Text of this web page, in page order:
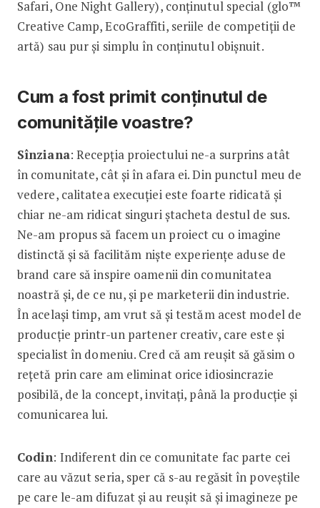
Safari, One Night Gallery), conținutul special (glo™
Creative Camp, EcoGraffiti, seriile de competiții de
artă) sau pur și simplu în conținutul obișnuit.
Cum a fost primit conținutul de
comunitățile voastre?
Sînziana: Recepția proiectului ne-a surprins atât
în comunitate, cât și în afara ei. Din punctul meu de
vedere, calitatea execuției este foarte ridicată și
chiar ne-am ridicat singuri ștacheta destul de sus.
Ne-am propus să facem un proiect cu o imagine
distinctă și să facilităm niște experiențe aduse de
brand care să inspire oamenii din comunitatea
noastră și, de ce nu, și pe marketerii din industrie.
În același timp, am vrut să și testăm acest model de
producție printr-un partener creativ, care este și
specialist în domeniu. Cred că am reușit să găsim o
rețetă prin care am eliminat orice idiosincrazie
posibilă, de la concept, invitați, până la producție și
comunicarea lui.
Codin: Indiferent din ce comunitate fac parte cei
care au văzut seria, sper că s-au regăsit în poveștile
pe care le-am difuzat și au reușit să și imagineze pe